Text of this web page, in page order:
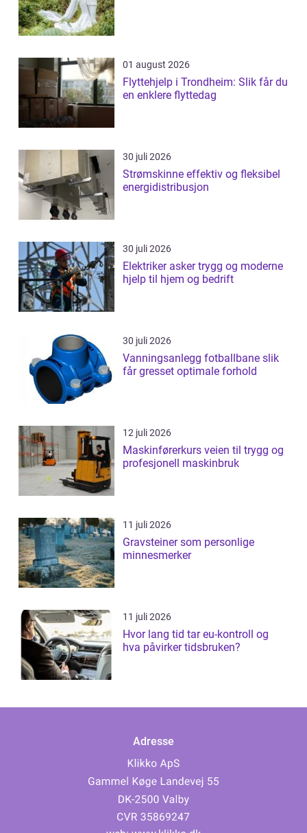
01 august 2026
Flyttehjelp i Trondheim: Slik får du
en enklere flyttedag
30 juli 2026
Strømskinne effektiv og fleksibel
energidistribusjon
30 juli 2026
Elektriker asker trygg og moderne
hjelp til hjem og bedrift
30 juli 2026
Vanningsanlegg fotballbane slik
får gresset optimale forhold
12 juli 2026
Maskinførerkurs veien til trygg og
profesjonell maskinbruk
11 juli 2026
Gravsteiner som personlige
minnesmerker
11 juli 2026
Hvor lang tid tar eu-kontroll og
hva påvirker tidsbruken?
Adresse